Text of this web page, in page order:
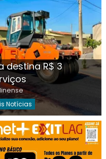
destina R$ 3
Notícias